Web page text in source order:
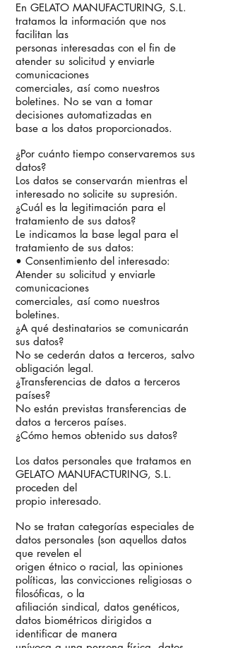
En GELATO MANUFACTURING, S.L.
tratamos la información que nos
facilitan las
personas interesadas con el fin de
atender su solicitud y enviarle
comunicaciones
comerciales, así como nuestros
boletines. No se van a tomar
decisiones automatizadas en
base a los datos proporcionados.
¿Por cuánto tiempo conservaremos sus
datos?
Los datos se conservarán mientras el
interesado no solicite su supresión.
¿Cuál es la legitimación para el
tratamiento de sus datos?
Le indicamos la base legal para el
tratamiento de sus datos:
• Consentimiento del interesado:
Atender su solicitud y enviarle
comunicaciones
comerciales, así como nuestros
boletines.
¿A qué destinatarios se comunicarán
sus datos?
No se cederán datos a terceros, salvo
obligación legal.
¿Transferencias de datos a terceros
países?
No están previstas transferencias de
datos a terceros países.
¿Cómo hemos obtenido sus datos?
Los datos personales que tratamos en
GELATO MANUFACTURING, S.L.
proceden del
propio interesado.
No se tratan categorías especiales de
datos personales (son aquellos datos
que revelen el
origen étnico o racial, las opiniones
políticas, las convicciones religiosas o
filosóficas, o la
afiliación sindical, datos genéticos,
datos biométricos dirigidos a
identificar de manera